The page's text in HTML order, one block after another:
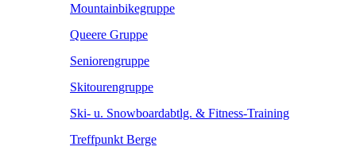
Mountainbikegruppe
Queere Gruppe
Seniorengruppe
Skitourengruppe
Ski- u. Snowboardabtlg. & Fitness-Training
Treffpunkt Berge